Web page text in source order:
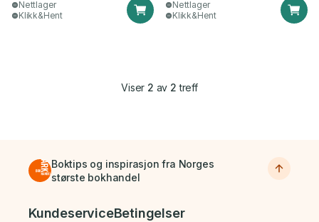
Nettlager
Klikk&Hent
Nettlager
Klikk&Hent
Viser 2 av 2 treff
Boktips og inspirasjon fra Norges
største bokhandel
Bunnmeny
KundeserviceBetingelser